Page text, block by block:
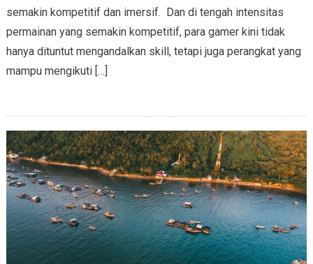
semakin kompetitif dan imersif. Dan di tengah intensitas
permainan yang semakin kompetitif, para gamer kini tidak
hanya dituntut mengandalkan skill, tetapi juga perangkat yang
mampu mengikuti […]